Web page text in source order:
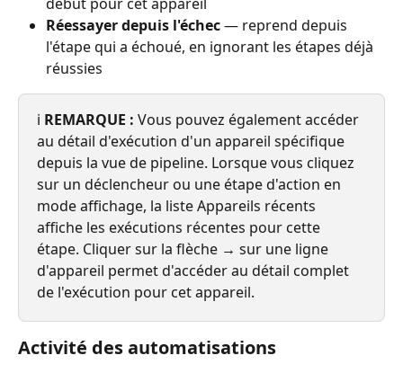
Réessayer depuis l'échec — reprend depuis
l'étape qui a échoué, en ignorant les étapes déjà
réussies
ℹ️ REMARQUE : Vous pouvez également accéder
au détail d'exécution d'un appareil spécifique
depuis la vue de pipeline. Lorsque vous cliquez
sur un déclencheur ou une étape d'action en
mode affichage, la liste Appareils récents
affiche les exécutions récentes pour cette
étape. Cliquer sur la flèche → sur une ligne
d'appareil permet d'accéder au détail complet
de l'exécution pour cet appareil.
Activité des automatisations